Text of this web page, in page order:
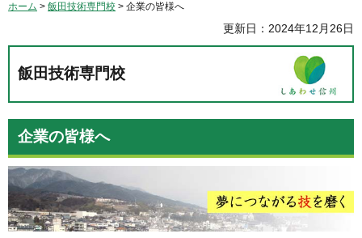
ホーム > 飯田技術専門校 > 企業の皆様へ
更新日：2024年12月26日
飯田技術専門校
企業の皆様へ